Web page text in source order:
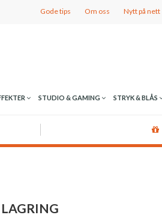
Gode tips Om oss Nytt på nett
STUDIO & GAMING STRYK & BLÅS